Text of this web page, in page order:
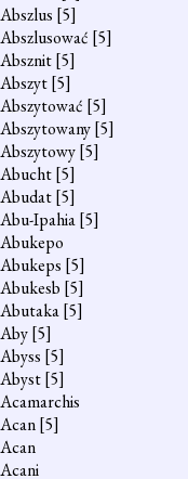
Abszlus [5]
Abszlusować [5]
Absznit[5]
Abszyt[5]
Abszytować [5]
Abszytowany[5]
Abszytowy[5]
Abucht[5]
Abudat[5]
Abu-Ipahia[5]
Abukepo
Abukeps [5]
Abukesb [5]
Abutaka[5]
Aby[5]
Abyss [5]
Abyst[5]
Acamarchis
Acan[5]
Acan
Acani